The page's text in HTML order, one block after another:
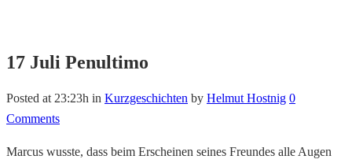
17 Juli Penultimo
Posted at 23:23h in Kurzgeschichten by Helmut Hostnig 0
Comments
Marcus wusste, dass beim Erscheinen seines Freundes alle Augen